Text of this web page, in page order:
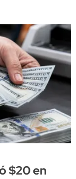
$20 en